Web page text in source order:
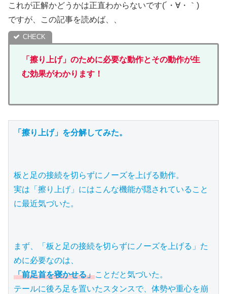
これが正解かどうかは正直わからないです(´・∀・｀)
ですが、この記事を読めば、、
「擦り上げ」のために必要な動作とその動作が生
む効果がわかります！
「擦り上げ」を分解してみた。
板と足の接続を切らずにノーズを上げる動作。
実は「擦り上げ」にはこんな機能が隠されていること
に最近気づいた。
まず、「板と足の接続を切らずにノーズを上げる」た
「前足首を寝かせる」ことだと気づいた。
テールに後ろ足を置いたスタンスで、体勢や重心を崩